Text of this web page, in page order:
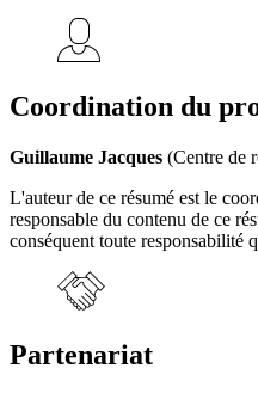
Coordination du
Guillaume Jacques (Centre de
L'auteur de ce résumé est le
responsable du contenu de ce
conséquent toute responsabilité
Partenariat